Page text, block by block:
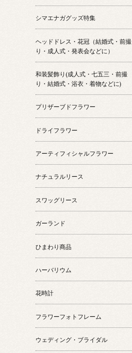
シマエナガグッズ特集
ヘッドドレス・花冠（結婚式・前撮
り・成人式・発表会などに）
和装髪飾り(成人式・七五三・前撮
り・結婚式・浴衣・着物などに)
プリザーブドフラワー
ドライフラワー
アーティフィシャルフラワー
ナチュラルリース
スワッグリース
ガーランド
ひまわり商品
ハーバリウム
花時計
フラワーフォトフレーム
ウェディング・ブライダル